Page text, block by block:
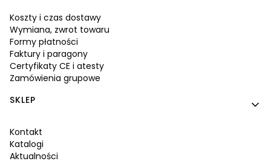
Koszty i czas dostawy
Wymiana, zwrot towaru
Formy płatności
Faktury i paragony
Certyfikaty CE i atesty
Zamówienia grupowe
SKLEP
Kontakt
Katalogi
Aktualności